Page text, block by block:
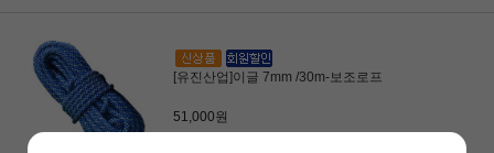
[유진산업]이글 7mm /30m-보조로프
51,000원